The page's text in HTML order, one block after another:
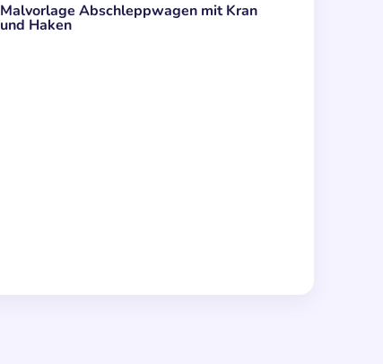
Malvorlage Abschleppwagen mit Kran
und Haken